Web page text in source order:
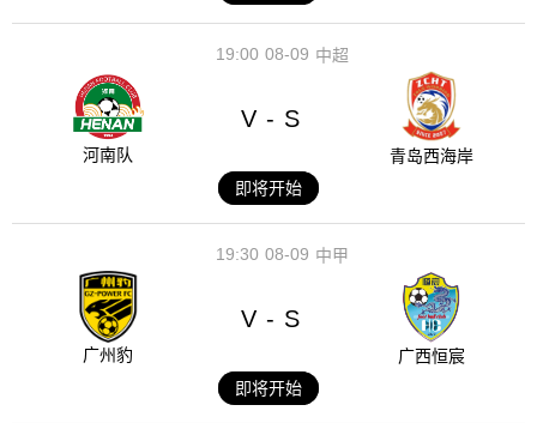
08-09
19:00 中超
河南队
V - S
青岛西海岸
即将开始
08-09
19:30 中甲
广州豹
V - S
广西恒宸
即将开始